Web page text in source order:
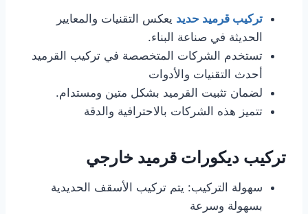
تركيب قرميد حديد يعكس التقنيات والمعايير
الحديثة في صناعة البناء.
تستخدم الشركات المتخصصة في تركيب القرميد
أحدث التقنيات والأدوات
لضمان تثبيت القرميد بشكل متين ومستدام.
تتميز هذه الشركات بالاحترافية والدقة
تركيب ديكورات قرميد خارجي
سهولة التركيب: يتم تركيب الأسقف الحديدية
بسهولة وسرعة